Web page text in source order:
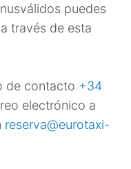
puedes
través de esta
de contacto +34
electrónico a
reserva@eurotaxi-